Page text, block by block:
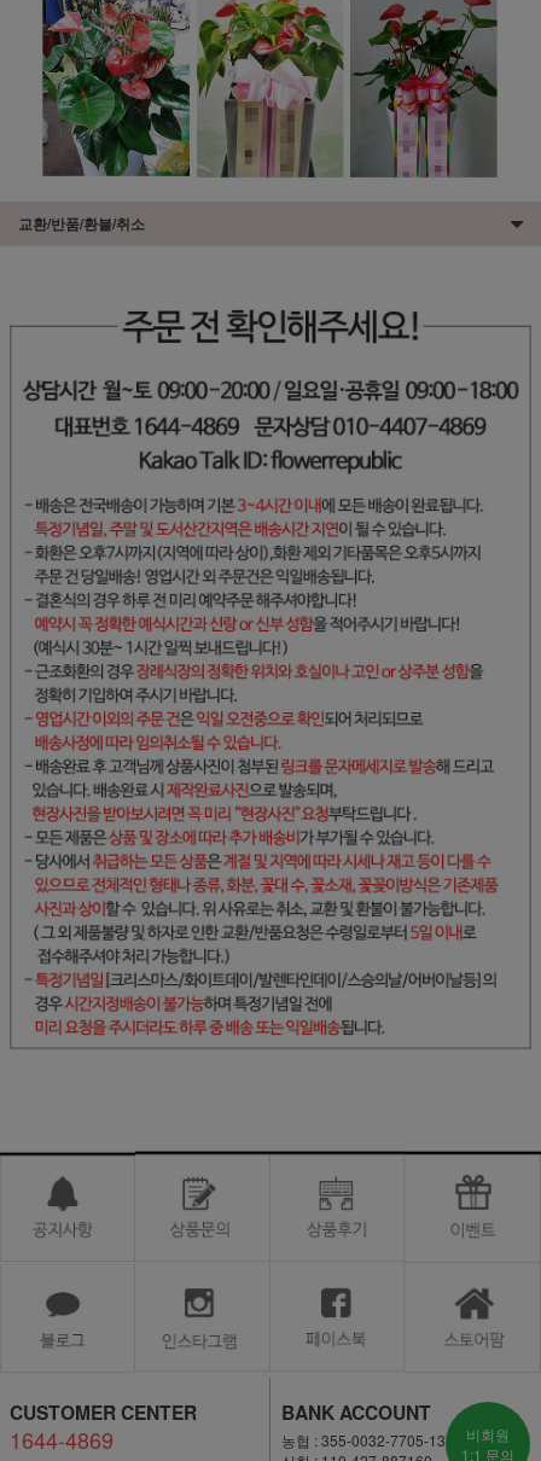
교환/반품/환불/취소
CUSTOMER CENTER
1644-4869
BANK ACCOUNT
농협 : 355-0032-7705-13
비회원
1:1 문의